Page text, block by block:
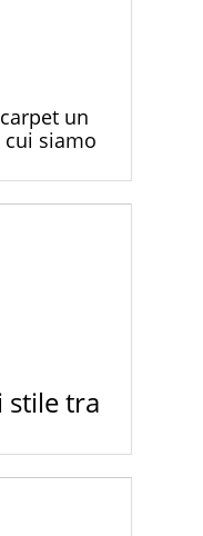
un
cui siamo
alla consegna
è stata la
stile tra